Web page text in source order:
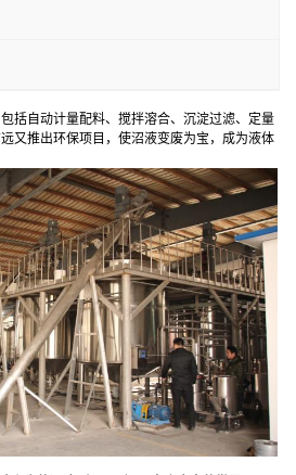
括自动计量配料、搅拌溶合、沉淀过滤、定量
又推出环保项目，使沼液变废为宝，成为液体